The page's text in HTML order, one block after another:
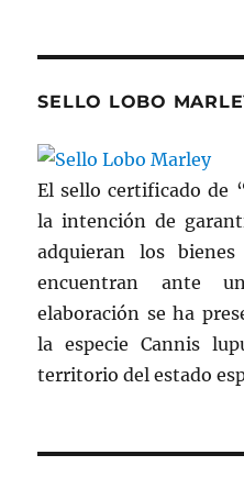
SELLO LOBO
El sello certificado de
la intención de
adquieran los
encuentran ante
elaboración se ha
la especie Cannis
territorio del estado